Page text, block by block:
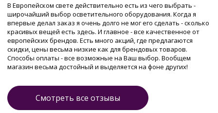
В Европейском свете действительно есть из чего выбрать -
широчайший выбор осветительного оборудования. Когда я
впервые делал заказ я очень долго не мог его сделать - сколько
красивых вещей есть здесь. И главное - все качественное от
европейских брендов. Есть много акций, где предлагаются
скидки, цены весьма низкие как для брендовых товаров.
Способы оплаты - все возможные на Ваш выбор. Вообщем
магазин весьма достойный и выделяется на фоне других!
Смотреть все отзывы